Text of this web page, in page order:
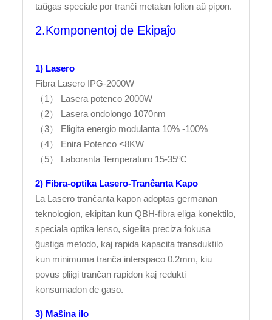
taŭgas speciale por tranĉi metalan folion aŭ pipon.
2.Komponentoj de Ekipaĵo
1) Lasero
Fibra Lasero IPG-2000W
（1） Lasera potenco 2000W
（2） Lasera ondolongo 1070nm
（3） Eligita energio modulanta 10% -100%
（4） Enira Potenco <8KW
（5） Laboranta Temperaturo 15-35ºC
2) Fibra-optika Lasero-Tranĉanta Kapo
La Lasero tranĉanta kapon adoptas germanan
teknologion, ekipitan kun QBH-fibra eliga konektilo,
speciala optika lenso, sigelita preciza fokusa
ĝustiga metodo, kaj rapida kapacita transduktilo
kun minimuma tranĉa interspaco 0.2mm, kiu
povus pliigi tranĉan rapidon kaj redukti
konsumadon de gaso.
3) Maŝina ilo